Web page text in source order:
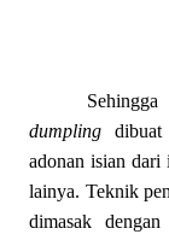
dumpling
adonan isian dari
lainya. Teknik
dimasak